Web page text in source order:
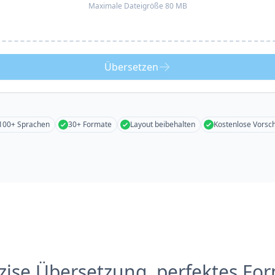
Maximale Dateigröße 80 MB
Übersetzen
Sprachen 30+ Formate Layout beibehalten Kostenlose